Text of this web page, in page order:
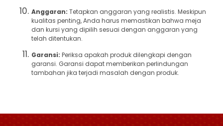
Anggaran: Tetapkan anggaran yang realistis. Meskipun
kualitas penting, Anda harus memastikan bahwa meja
dan kursi yang dipilih sesuai dengan anggaran yang
telah ditentukan.
Garansi: Periksa apakah produk dilengkapi dengan
garansi. Garansi dapat memberikan perlindungan
tambahan jika terjadi masalah dengan produk.